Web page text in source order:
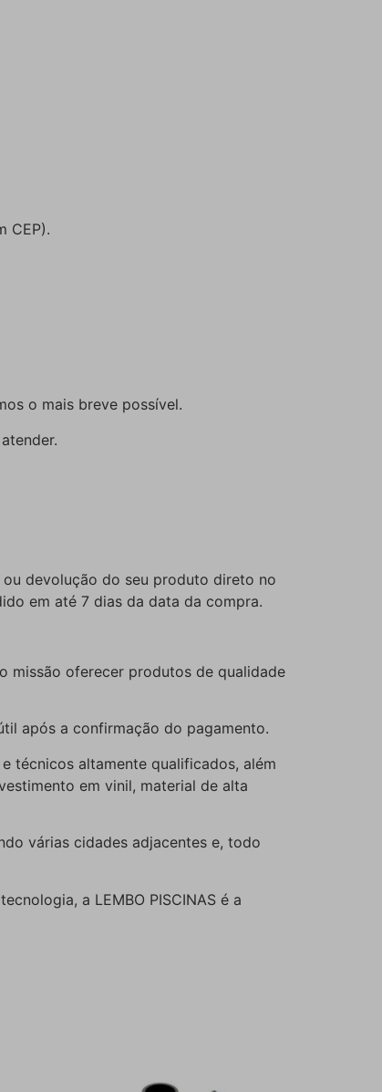
CEP).
o mais breve possível.
devolução do seu produto direto no
em até 7 dias da data da compra.
missão oferecer produtos de qualidade
após a confirmação do pagamento.
técnicos altamente qualificados, além
em vinil, material de alta
várias cidades adjacentes e, todo
a LEMBO PISCINAS é a